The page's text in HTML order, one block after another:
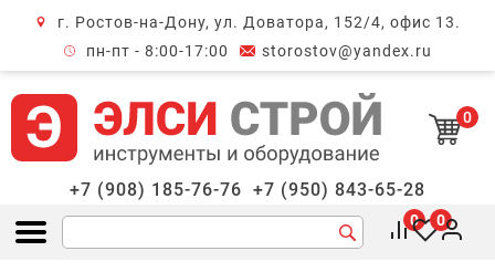
г. Ростов-на-Дону, ул. Доватора, 152/4, офис 13.
пн-пт - 8:00-17:00
storostov@yandex.ru
0
+7 (908) 185-76-76 +7 (950) 843-65-28
Открыть меню
0 0